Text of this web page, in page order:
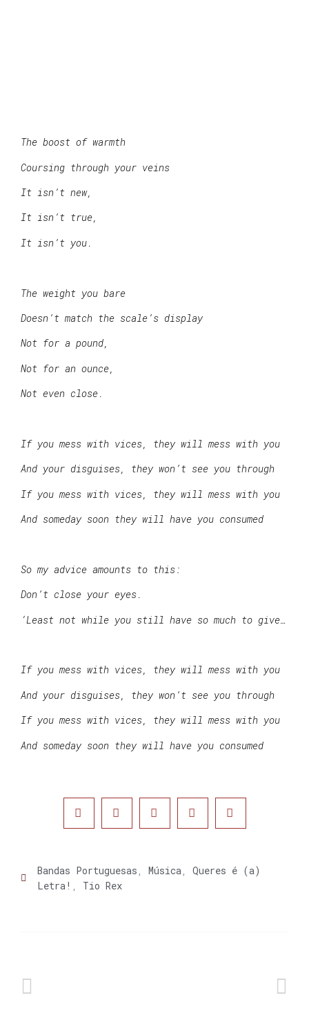
The boost of warmth
Coursing through your veins
It isn’t new,
It isn’t true,
It isn’t you.
The weight you bare
Doesn’t match the scale’s display
Not for a pound,
Not for an ounce,
Not even close.
If you mess with vices, they will mess with you
And your disguises, they won’t see you through
If you mess with vices, they will mess with you
And someday soon they will have you consumed
So my advice amounts to this:
Don’t close your eyes.
‘Least not while you still have so much to give…
If you mess with vices, they will mess with you
And your disguises, they won’t see you through
If you mess with vices, they will mess with you
And someday soon they will have you consumed
Bandas Portuguesas , Música, Queres é (a)
Letra! , Tio Rex